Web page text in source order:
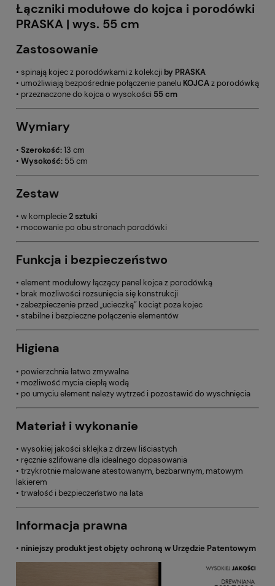
Łączniki modułowe do kojca i porodówki
PRASKA | wys. 55 cm
Zastosowanie
• spinają kojec z porodówkami z kolekcji by PRASKA
• umożliwiają bezpośrednie połączenie panelu KOJCAz porodówką
• przeznaczone do kojca o wysokości 55 cm
Wymiary
• Szerokość:13 cm
• Wysokość: 55 cm
Zestaw
• w komplecie2 sztuki
• mocowanie po obu stronach porodówki
Funkcja i bezpieczeństwo
• element modułowy łączący panel kojca z porodówką
• brak możliwości rozsunięcia się konstrukcji
• zabezpieczenie przed „ucieczką” kociąt poza kojec
• stabilne i bezpieczne połączenie elementów
Higiena
• powierzchnia łatwo zmywalna
• możliwość mycia ciepłą wodą
• po umyciu element należy wytrzeć i pozostawić do wyschnięcia
Materiał i wykonanie
• wysokiej jakości sklejka z drzew liściastych
• ręcznie szlifowane dla idealnego dopasowania
• trzykrotnie malowane atestowanym, bezbarwnym, matowym
lakierem
• trwałość i bezpieczeństwo na lata
Informacja prawna
• niniejszy produkt jest objęty ochroną w Urzędzie Patentowym